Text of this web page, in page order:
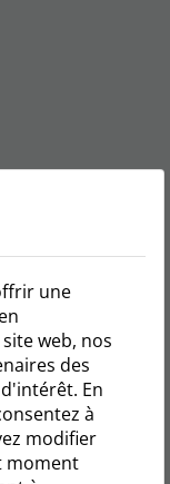
une
web, nos
des
En
à
modifier
moment